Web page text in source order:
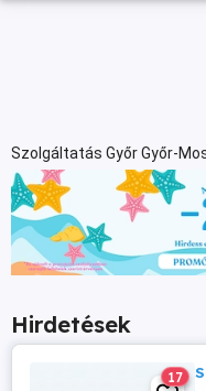
Szolgáltatás Győr Győr-
Hirdetések
17